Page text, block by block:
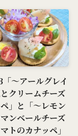
～アールグレイ
クリームチーズ
」と「～レモン
ンベールチーズ
トのカナッペ」